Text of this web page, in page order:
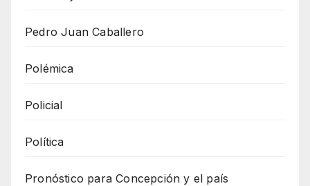
Pedro Juan Caballero
Polémica
Policial
Política
Pronóstico para Concepción y el país